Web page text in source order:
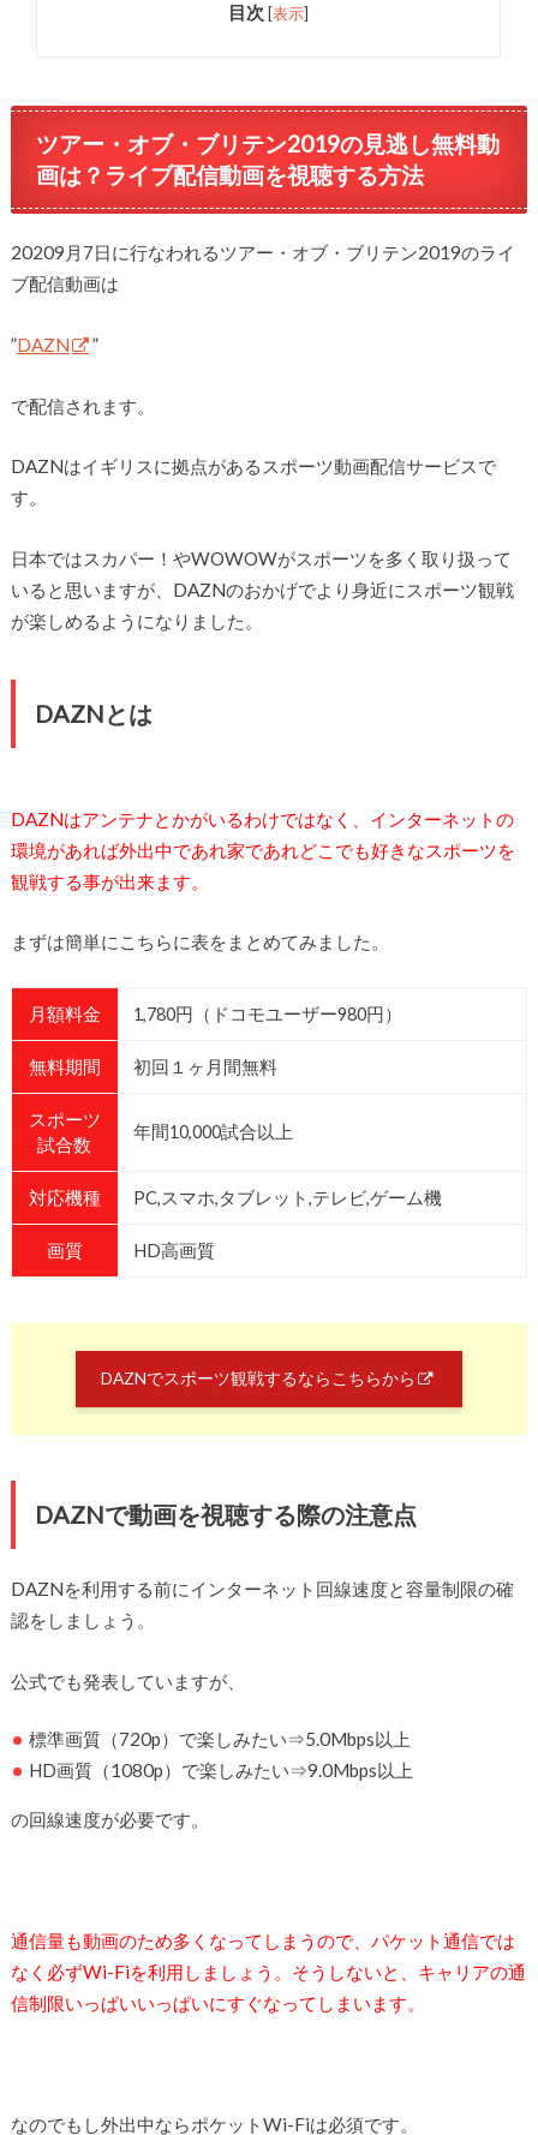
目次 [表示]
ツアー・オブ・ブリテン2019の見逃し無料動
画は？ライブ配信動画を視聴する方法
20209月7日に行なわれるツアー・オブ・ブリテン2019のライ
ブ配信動画は
”DAZN ”
で配信されます。
DAZNはイギリスに拠点があるスポーツ動画配信サービスで
す。
日本ではスカパー！やWOWOWがスポーツを多く取り扱って
いると思いますが、DAZNのおかげでより身近にスポーツ観戦
が楽しめるようになりました。
DAZNとは
DAZNはアンテナとかがいるわけではなく、インターネットの
環境があれば外出中であれ家であれどこでも好きなスポーツを
観戦する事が出来ます。
まずは簡単にこちらに表をまとめてみました。
月額料金 1,780円（ドコモユーザー980円）
無料期間 初回１ヶ月間無料
スポーツ
試合数
年間10,000試合以上
対応機種 PC,スマホ,タブレット,テレビ,ゲーム機
画質 HD高画質
DAZNでスポーツ観戦するならこちらから
DAZNで動画を視聴する際の注意点
DAZNを利用する前にインターネット回線速度と容量制限の確
認をしましょう。
公式でも発表していますが、
標準画質（720p）で楽しみたい⇒5.0Mbps以上
HD画質（1080p）で楽しみたい⇒9.0Mbps以上
の回線速度が必要です。
通信量も動画のため多くなってしまうので、パケット通信では
なく必ずWi-Fiを利用しましょう。そうしないと、キャリアの通
信制限いっぱいいっぱいにすぐなってしまいます。
なのでもし外出中ならポケットWi-Fiは必須です。